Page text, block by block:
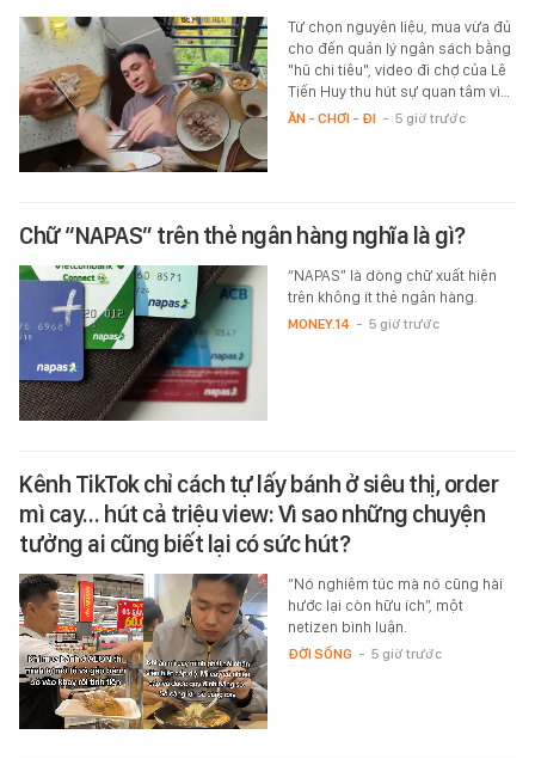
Từ chọn nguyên liệu, mua vừa đủ
cho đến quản lý ngân sách bằng
"hũ chi tiêu", video đi chợ của Lê
Tiến Huy thu hút sự quan tâm vì…
ĂN - CHƠI - ĐI - 5 giờ trước
Chữ “NAPAS” trên thẻ ngân hàng nghĩa là gì?
“NAPAS” là dòng chữ xuất hiện
trên không ít thẻ ngân hàng.
MONEY.14 - 5 giờ trước
Kênh TikTok chỉ cách tự lấy bánh ở siêu thị, order
mì cay… hút cả triệu view: Vì sao những chuyện
tưởng ai cũng biết lại có sức hút?
“Nó nghiêm túc mà nó cũng hài
hước lại còn hữu ích”, một
netizen bình luận.
ĐỜI SỐNG - 5 giờ trước